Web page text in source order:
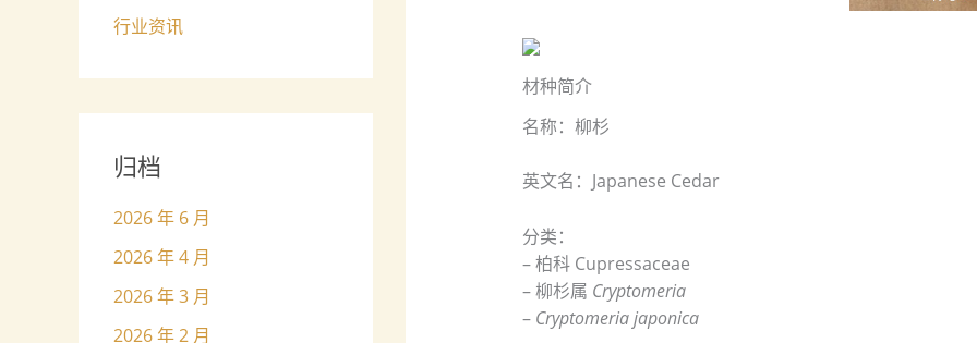
行业资讯
归档
2026 年 6 月
2026 年 4 月
2026 年 3 月
2026 年 2 月
材种简介
名称：柳杉
英文名：Japanese Cedar
分类：
– 柏科 Cupressaceae
– 柳杉属 Cryptomeria
– Cryptomeria japonica